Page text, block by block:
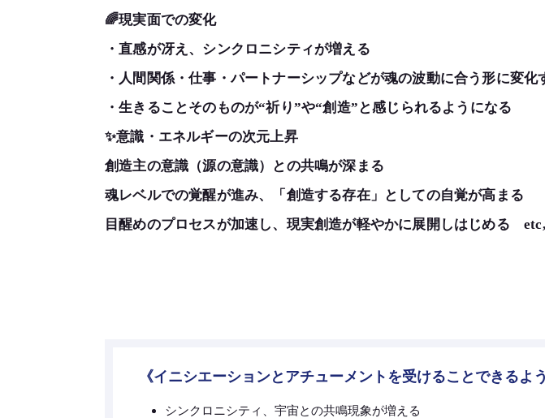
🌈現実面での変化
・直感が冴え、シンクロニシティが増える
・人間関係・仕事・パートナーシップなどが魂の波動に合う形に変化
・生きることそのものが“祈り”や“創造”と感じられるようになる
✨意識・エネルギーの次元上昇
創造主の意識（源の意識）との共鳴が深まる
魂レベルでの覚醒が進み、「創造する存在」としての自覚が高まる
目醒めのプロセスが加速し、現実創造が軽やかに展開しはじめる etc,
《イニシエーションとアチューメントを受けることできるよ
シンクロニシティ、宇宙との共鳴現象が増える